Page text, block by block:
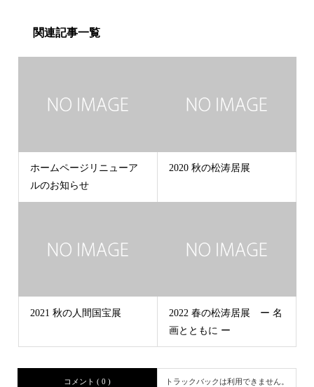
関連記事一覧
ホームページリニューア
ルのお知らせ
2020 秋の松涛居展
2021 秋の人間国宝展
2022 春の松涛居展 ー 名
画とともに ー
コメント ( 0 ) トラックバックは利用できません。